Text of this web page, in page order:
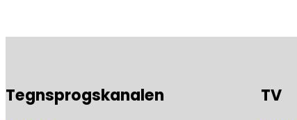
Tegnsprogskanalen TV